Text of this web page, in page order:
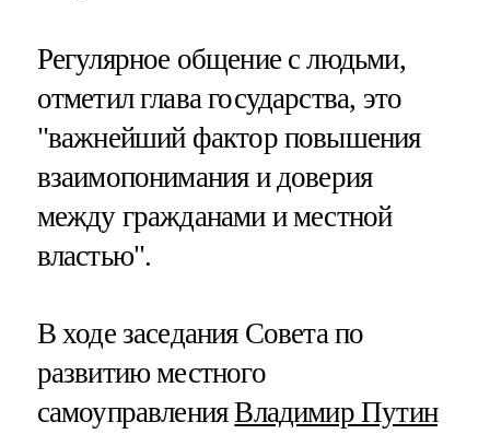
Регулярное общение с людьми,
отметил глава государства, это
"важнейший фактор повышения
взаимопонимания и доверия
между гражданами и местной
властью".
В ходе заседания Совета по
развитию местного
самоуправленияВладимир Путин